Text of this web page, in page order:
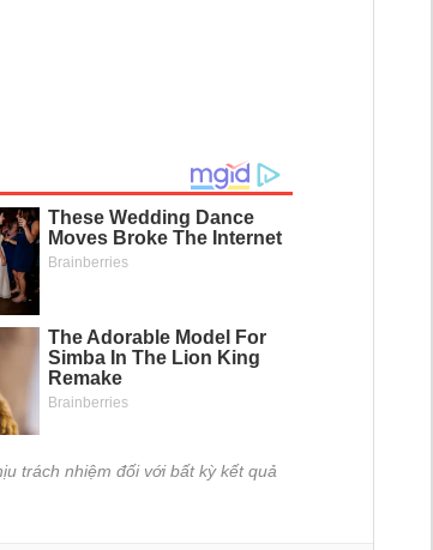
trách nhiệm đối với bất kỳ kết quả